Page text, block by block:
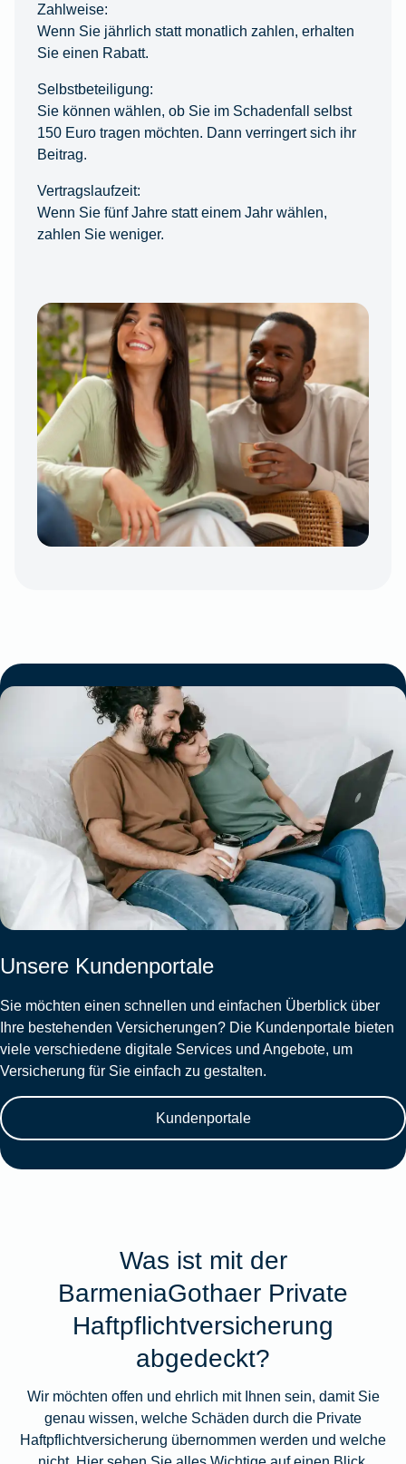
Zahlweise:
Wenn Sie jährlich statt monatlich zahlen, erhalten
Sie einen Rabatt.
Selbstbeteiligung:
Sie können wählen, ob Sie im Schadenfall selbst
150 Euro tragen möchten. Dann verringert sich ihr
Beitrag.
Vertragslaufzeit:
Wenn Sie fünf Jahre statt einem Jahr wählen,
zahlen Sie weniger.
Unsere Kundenportale
Sie möchten einen schnellen und einfachen Überblick über
Ihre bestehenden Versicherungen? Die Kundenportale bieten
viele verschiedene digitale Services und Angebote, um
Versicherung für Sie einfach zu gestalten.
Kundenportale
Was ist mit der
BarmeniaGothaer Private
Haftpflichtversicherung
abgedeckt?
Wir möchten offen und ehrlich mit Ihnen sein, damit Sie
genau wissen, welche Schäden durch die Private
Haftpflichtversicherung übernommen werden und welche